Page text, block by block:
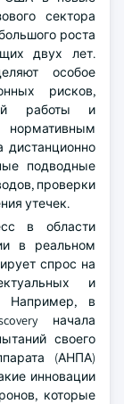
сектора
роста
двух лет.
особое
рисков,
работы и
дистанционно
подводные
проверки
утечек.
в области
в реальном
спрос на
и
Например, в
начала
своего
(АНПА)
инновации
которые